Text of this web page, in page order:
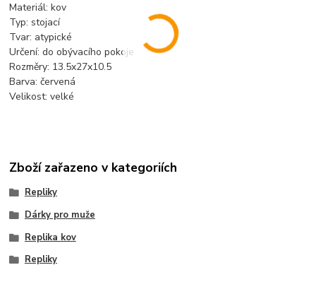
Materiál: kov
Typ: stojací
Tvar: atypické
Určení: do obývacího pokoje
Rozměry: 13.5x27x10.5
Barva: červená
Velikost: velké
Zboží zařazeno v kategoriích
Repliky
Dárky pro muže
Replika kov
Repliky